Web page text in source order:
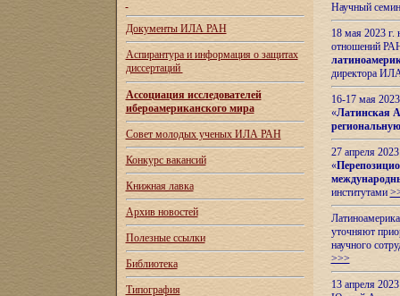
Документы ИЛА РАН
Аспирантура и информация о защитах
диссертаций
Ассоциация исследователей
ибероамериканского мира
Совет молодых ученых ИЛА РАН
Конкурс вакансий
Книжная лавка
Архив новостей
Полезные ссылки
Библиотека
Типография
Научный
18 мая 2023
отношений
директора
16-17 мая
«Латинская
27 апреля
«
институтами
уточняют
научного
>>>
13 апреля